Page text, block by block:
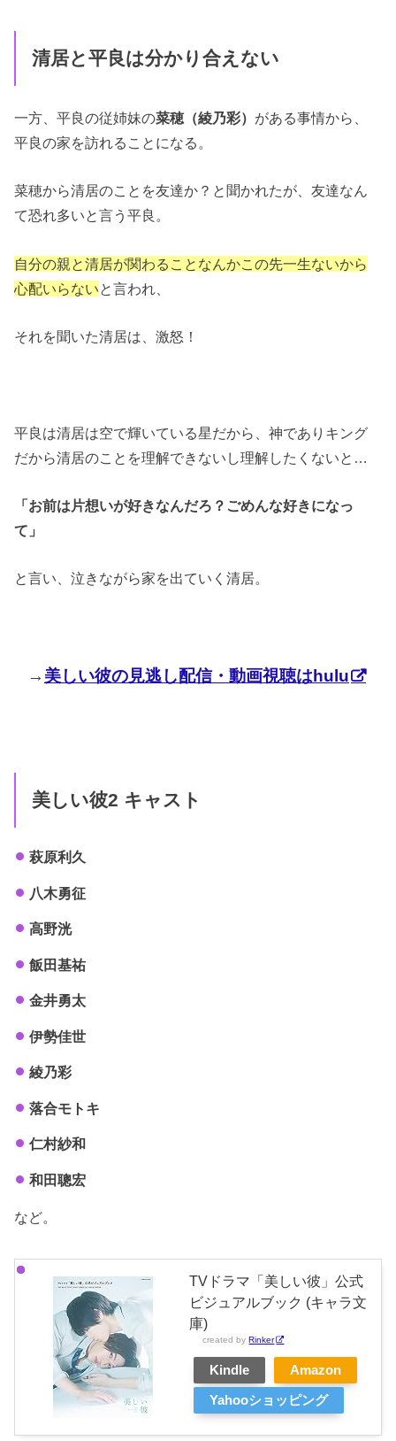
清居と平良は分かり合えない
一方、平良の従姉妹の菜穂（綾乃彩） がある事情から、
平良の家を訪れることになる。
菜穂から清居のことを友達か？と聞かれたが、友達なん
て恐れ多いと言う平良。
自分の親と清居が関わることなんかこの先一生ないから
心配いらない と言われ、
それを聞いた清居は、激怒！
平良は清居は空で輝いている星だから、神でありキング
だから清居のことを理解できないし理解したくないと…
「お前は片想いが好きなんだろ？ごめんな好きになっ
て」
と言い、泣きながら家を出ていく清居。
→ 美しい彼の見逃し配信・動画視聴はhulu
美しい彼2 キャスト
萩原利久
八木勇征
高野洸
飯田基祐
金井勇太
伊勢佳世
綾乃彩
落合モトキ
仁村紗和
和田聰宏
など。
TVドラマ「美しい彼」公式
ビジュアルブック (キャラ文
庫)
created byRinker
Kindle Amazon
Yahooショッピング